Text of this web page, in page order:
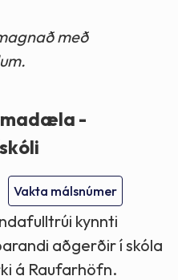
með
-
Vakta málsnúmer
kynnti
aðgerðir í skóla
á Raufarhöfn.